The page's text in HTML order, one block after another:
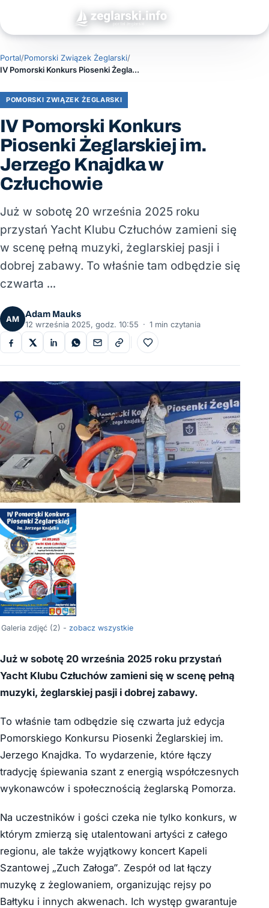
Portal/Pomorski Związek Żeglarski/
IV Pomorski Konkurs Piosenki Żeglarskiej im. Jerzego Knajdka w Człuchowie
POMORSKI ZWIĄZEK ŻEGLARSKI
IV Pomorski Konkurs
Piosenki Żeglarskiej im.
Jerzego Knajdka w
Człuchowie
Już w sobotę 20 września 2025 roku
przystań Yacht Klubu Człuchów zamieni się
w scenę pełną muzyki, żeglarskiej pasji i
dobrej zabawy. To właśnie tam odbędzie się
czwarta …
AM
Adam Mauks
12 września 2025, godz. 10:55 · 1 min czytania
Do ulubionych
Galeria zdjęć (2) - zobacz wszystkie
Już w sobotę 20 września 2025 roku przystań
Yacht Klubu Człuchów zamieni się w scenę pełną
muzyki, żeglarskiej pasji i dobrej zabawy.
To właśnie tam odbędzie się czwarta już edycja
Pomorskiego Konkursu Piosenki Żeglarskiej im.
Jerzego Knajdka. To wydarzenie, które łączy
tradycję śpiewania szant z energią współczesnych
wykonawców i społecznością żeglarską Pomorza.
Na uczestników i gości czeka nie tylko konkurs, w
którym zmierzą się utalentowani artyści z całego
regionu, ale także wyjątkowy koncert Kapeli
Szantowej „Zuch Załoga”. Zespół od lat łączy
muzykę z żeglowaniem, organizując rejsy po
Bałtyku i innych akwenach. Ich występ gwarantuje